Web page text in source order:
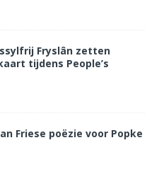
Fryslân zetten
tijdens People’s
Friese poëzie voor Popke